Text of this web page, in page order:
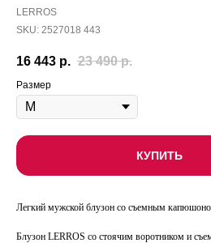
LERROS
SKU: 2527018 443
16 443 р. 23 490 р.
Размер
КУПИТЬ
Легкий мужской блузон со съемным
Блузон LERROS со стоячим воротником и